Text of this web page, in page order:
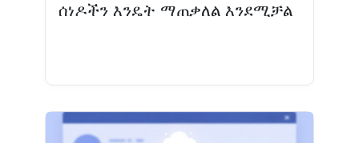
ሰነዶችን እንዴት ማጠቃለል እንደሚቻል